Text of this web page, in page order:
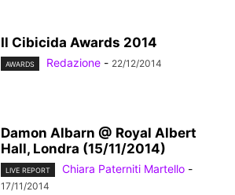
Il Cibicida Awards 2014
AWARDS Redazione - 22/12/2014
Damon Albarn @ Royal Albert
Hall, Londra (15/11/2014)
LIVE REPORT Chiara Paterniti Martello -
17/11/2014